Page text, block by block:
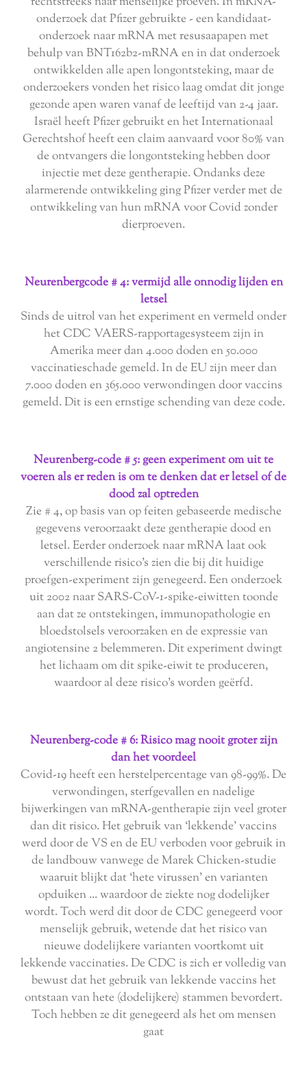
onderzoek dat Pfizer gebruikte - een kandidaat-
onderzoek naar mRNA met resusaapapen met
behulp van BNT162b2-mRNA en in dat onderzoek
ontwikkelden alle apen longontsteking, maar de
onderzoekers vonden het risico laag omdat dit jonge
gezonde apen waren vanaf de leeftijd van 2-4 jaar.
Israël heeft Pfizer gebruikt en het Internationaal
Gerechtshof heeft een claim aanvaard voor 80% van
de ontvangers die longontsteking hebben door
injectie met deze gentherapie. Ondanks deze
alarmerende ontwikkeling ging Pfizer verder met de
ontwikkeling van hun mRNA voor Covid zonder
dierproeven.
Neurenbergcode # 4: vermijd alle onnodig lijden en
letsel
Sinds de uitrol van het experiment en vermeld onder
het CDC VAERS-rapportagesysteem zijn in
Amerika meer dan 4.000 doden en 50.000
vaccinatieschade gemeld. In de EU zijn meer dan
7.000 doden en 365.000 verwondingen door vaccins
gemeld. Dit is een ernstige schending van deze code.
Neurenberg-code # 5: geen experiment om uit te
voeren als er reden is om te denken dat er letsel of de
dood zal optreden
Zie # 4, op basis van op feiten gebaseerde medische
gegevens veroorzaakt deze gentherapie dood en
letsel. Eerder onderzoek naar mRNA laat ook
verschillende risico's zien die bij dit huidige
proefgen-experiment zijn genegeerd. Een onderzoek
uit 2002 naar SARS-CoV-1-spike-eiwitten toonde
aan dat ze ontstekingen, immunopathologie en
bloedstolsels veroorzaken en de expressie van
angiotensine 2 belemmeren. Dit experiment dwingt
het lichaam om dit spike-eiwit te produceren,
waardoor al deze risico's worden geërfd.
Neurenberg-code # 6: Risico mag nooit groter zijn
dan het voordeel
Covid-19 heeft een herstelpercentage van 98-99%. De
verwondingen, sterfgevallen en nadelige
bijwerkingen van mRNA-gentherapie zijn veel groter
dan dit risico. Het gebruik van ‘lekkende’ vaccins
werd door de VS en de EU verboden voor gebruik in
de landbouw vanwege de Marek Chicken-studie
waaruit blijkt dat ‘hete virussen’ en varianten
opduiken ... waardoor de ziekte nog dodelijker
wordt. Toch werd dit door de CDC genegeerd voor
menselijk gebruik, wetende dat het risico van
nieuwe dodelijkere varianten voortkomt uit
lekkende vaccinaties. De CDC is zich er volledig van
bewust dat het gebruik van lekkende vaccins het
ontstaan ​​van hete (dodelijkere) stammen bevordert.
Toch hebben ze dit genegeerd als het om mensen
gaat